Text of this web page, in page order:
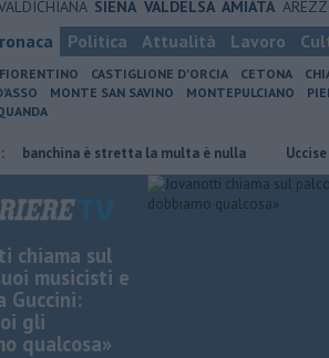
SIENA VALDELSA AMIATA
Politica Attualità Lavoro
CASTIGLIONE D'ORCIA CETONA
MONTE SAN SAVINO MONTEPULCIANO
è stretta la multa è nulla Uccise la
chiama sul
musicisti e
Guccini:
gli
qualcosa»